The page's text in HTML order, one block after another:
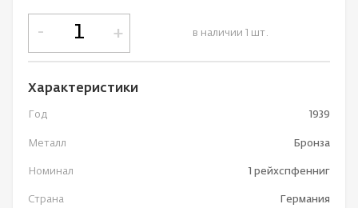
в наличии 1 шт.
- +
Характеристики
Год 1939
Металл Бронза
Номинал 1 рейхспфенниг
Страна Германия